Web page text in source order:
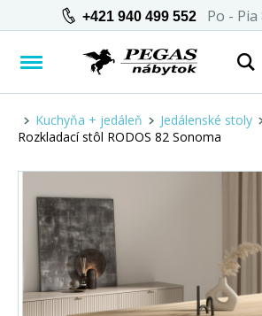
+421 940 499 552 Po - Pia
Kuchyňa + jedáleň
Jedálenské stoly
Rozkladací stôl RODOS 82 Sonoma